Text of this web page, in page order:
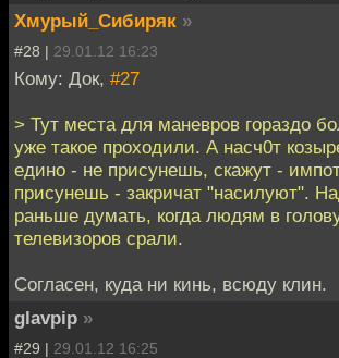
Хмурый_Сибиряк »
#28 | 29.01.12 16:23
Кому: Док, #27
> Тут места для маневров гораздо
уже такое проходили. А насч0т
едино - не присунешь, скажут -
присунешь - закричат "насилуют".
раньше думать, когда людям в
телевизоров срали.
Согласен, куда ни кинь, всюду клин.
glavpip »
#29 | 29.01.12 16:25